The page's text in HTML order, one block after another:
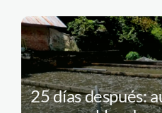
25 días después: